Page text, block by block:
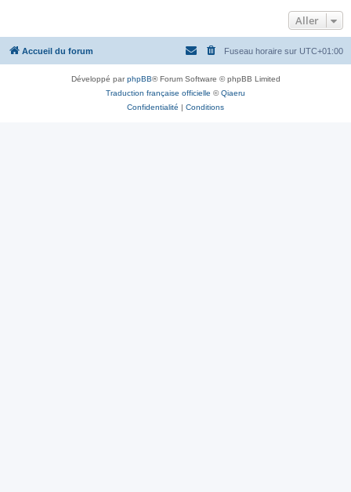
e
r
Aller
Accueil du forum Fuseau horaire sur UTC+01:00
Développé parphpBB® Forum Software © phpBB Limited
Traduction française officielle ©Qiaeru
Confidentialité | Conditions